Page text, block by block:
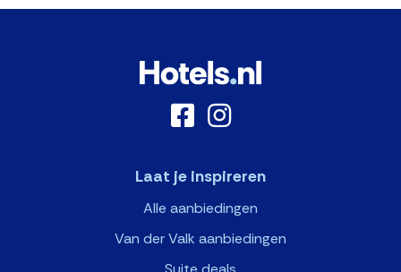
Laat je inspireren
Alle aanbiedingen
Van der Valk aanbiedingen